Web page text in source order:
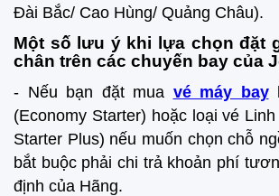
Đài Bắc/ Cao Hùng/ Quảng Châu).
Một số lưu ý khi lựa chọn đặt
chân trên các chuyến bay của
- Nếu bạn đặt mua vé máy bay
(Economy Starter) hoặc loại vé
Starter Plus) nếu muốn chọn chỗ
bắt buộc phải chi trả khoản phí
định của Hãng.